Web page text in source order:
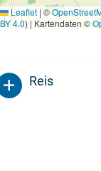
Leaflet | ©
BY 4.0) | Kartendaten ©
Reis